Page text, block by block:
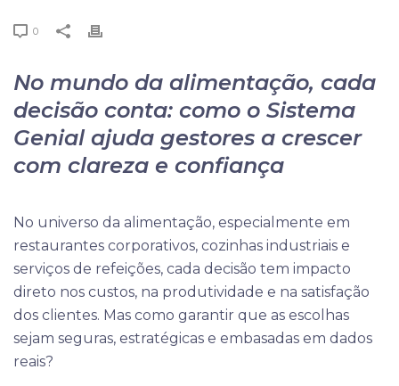
0
No mundo da alimentação, cada
decisão conta: como o Sistema
Genial ajuda gestores a crescer
com clareza e confiança
No universo da alimentação, especialmente em
restaurantes corporativos, cozinhas industriais e
serviços de refeições, cada decisão tem impacto
direto nos custos, na produtividade e na satisfação
dos clientes. Mas como garantir que as escolhas
sejam seguras, estratégicas e embasadas em dados
reais?